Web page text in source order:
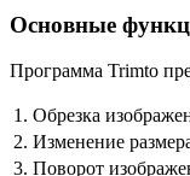
Основные
Программа Trimto
1. Обрезка
2. Изменение
3. Поворот